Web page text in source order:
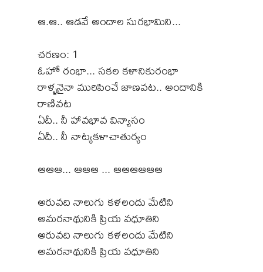
ఆ.ఆ.. ఆడవే అందాల సురభామిని...
చరణం: 1
ఓహో రంభా... సకల కళానికురంభా
రాళ్ళనైనా మురిపించే జాణవట.. అందానికి
రాణివట
ఏదీ.. నీ హావభావ విన్యాసం
ఏదీ.. నీ నాట్యకళాచాతుర్యం
ఆఆఆ... ఆఆఆ ... ఆఆఆఆఆఆ
అరువది నాలుగు కళలందు మేటిని
అమరనాథునికి ప్రియ వధూతిని
అరువది నాలుగు కళలందు మేటిని
అమరనాథునికి ప్రియ వధూతిని